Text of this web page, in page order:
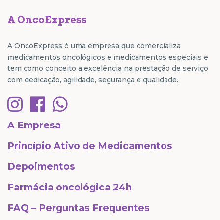
A OncoExpress
A OncoExpress é uma empresa que comercializa
medicamentos oncológicos e medicamentos especiais e
tem como conceito a excelência na prestação de serviço
com dedicação, agilidade, segurança e qualidade.
A Empresa
Princípio Ativo de Medicamentos
Depoimentos
Farmácia oncológica 24h
FAQ – Perguntas Frequentes